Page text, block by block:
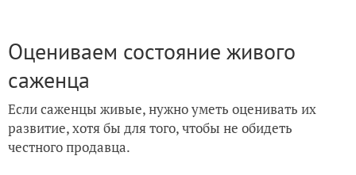
Оцениваем состояние живого
саженца
Если саженцы живые, нужно уметь оценивать их
развитие, хотя бы для того, чтобы не обидеть
честного продавца.